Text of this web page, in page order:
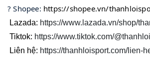
? Shopee: https://shopee.vn/
Lazada: https://www.lazada.vn/shop/
Tiktok: https://www.tiktok.com/
Liên hệ: https://thanhloisport.com/lien-